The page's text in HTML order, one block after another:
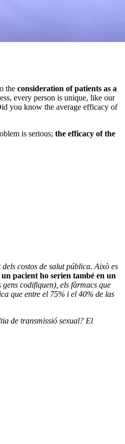
the consideration of patients as a
every person is unique, like our
you know the average efficacy of
is serious; the efficacy of the
costos de salut pública. Això es
pacient ho serien també en un
codifiquen), els fàrmacs que
que entre el 75% i el 40% de las
de transmissió sexual? El